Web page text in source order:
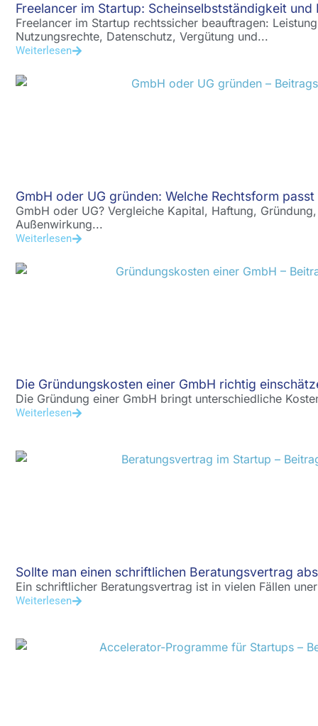
Freelancer im Startup: Scheinselbstständigkeit und
Freelancer im Startup rechtssicher beauftragen:
Nutzungsrechte, Datenschutz, Vergütung und...
Weiterlesen
GmbH oder UG gründen: Welche Rechtsform
GmbH oder UG? Vergleiche Kapital, Haftung,
Außenwirkung...
Weiterlesen
Die Gründungskosten einer GmbH richtig
Die Gründung einer GmbH bringt unterschiedliche
Weiterlesen
Sollte man einen schriftlichen Beratungsvertrag
Ein schriftlicher Beratungsvertrag ist in vielen Fällen
Weiterlesen